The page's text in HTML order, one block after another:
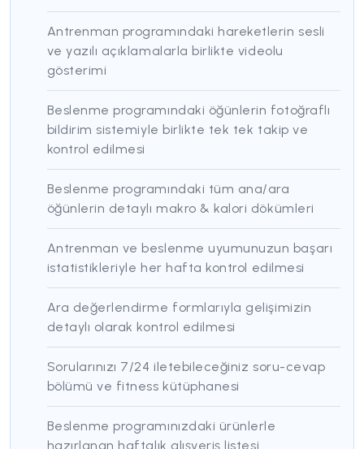
Antrenman programındaki hareketlerin sesli
ve yazılı açıklamalarla birlikte videolu
gösterimi
Beslenme programındaki öğünlerin fotoğraflı
bildirim sistemiyle birlikte tek tek takip ve
kontrol edilmesi
Beslenme programındaki tüm ana/ara
öğünlerin detaylı makro & kalori dökümleri
Antrenman ve beslenme uyumunuzun başarı
istatistikleriyle her hafta kontrol edilmesi
Ara değerlendirme formlarıyla gelişimizin
detaylı olarak kontrol edilmesi
Sorularınızı 7/24 iletebileceğiniz soru-cevap
bölümü ve fitness kütüphanesi
Beslenme programınızdaki ürünlerle
hazırlanan haftalık alışveriş listesi